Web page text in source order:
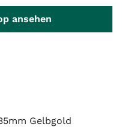
ansehen
Gelbgold